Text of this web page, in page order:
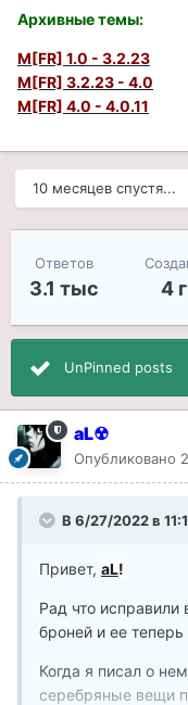
Архивные темы:
M[FR] 1.0 - 3.2.23
M[FR] 3.2.23 - 4.0
M[FR] 4.0 - 4.0.11
10 месяцев спустя...
Ответов
3.1 тыс 4 г
UnPinned posts
aL☢
Опубликовано
В 6/27/2022 в
Привет, aL!
Рад что исправили
броней и ее
Когда я писал о
серебряные вещи